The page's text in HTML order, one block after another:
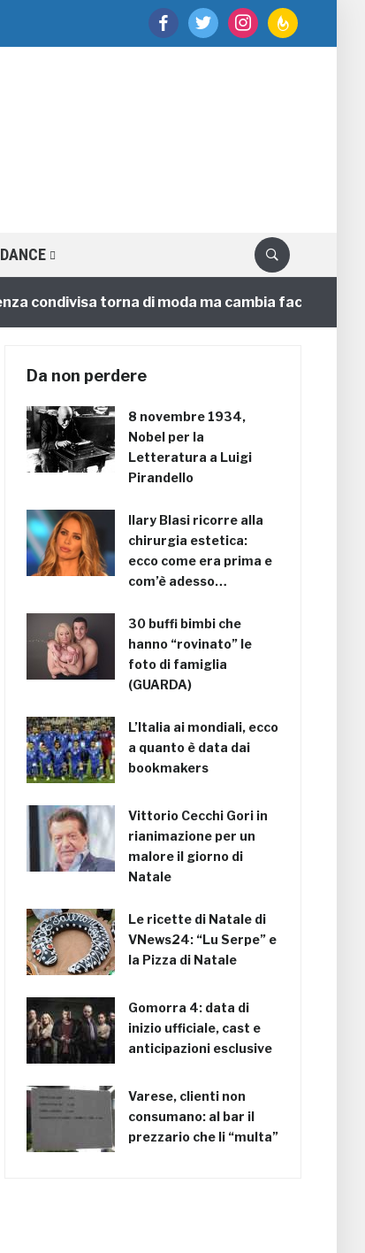
facebooktwitter instagramfeedburner
DANCE
torna di moda ma cambia faccia
Da non perdere
8 novembre 1934,
Nobel per la
Letteratura a Luigi
Pirandello
Ilary Blasi ricorre alla
chirurgia estetica:
ecco come era prima e
com’è adesso…
30 buffi bimbi che
hanno “rovinato” le
foto di famiglia
(GUARDA)
L’Italia ai mondiali, ecco
a quanto è data dai
bookmakers
Vittorio Cecchi Gori in
rianimazione per un
malore il giorno di
Natale
Le ricette di Natale di
VNews24: “Lu Serpe” e
la Pizza di Natale
Gomorra 4: data di
inizio ufficiale, cast e
anticipazioni esclusive
Varese, clienti non
consumano: al bar il
prezzario che li “multa”